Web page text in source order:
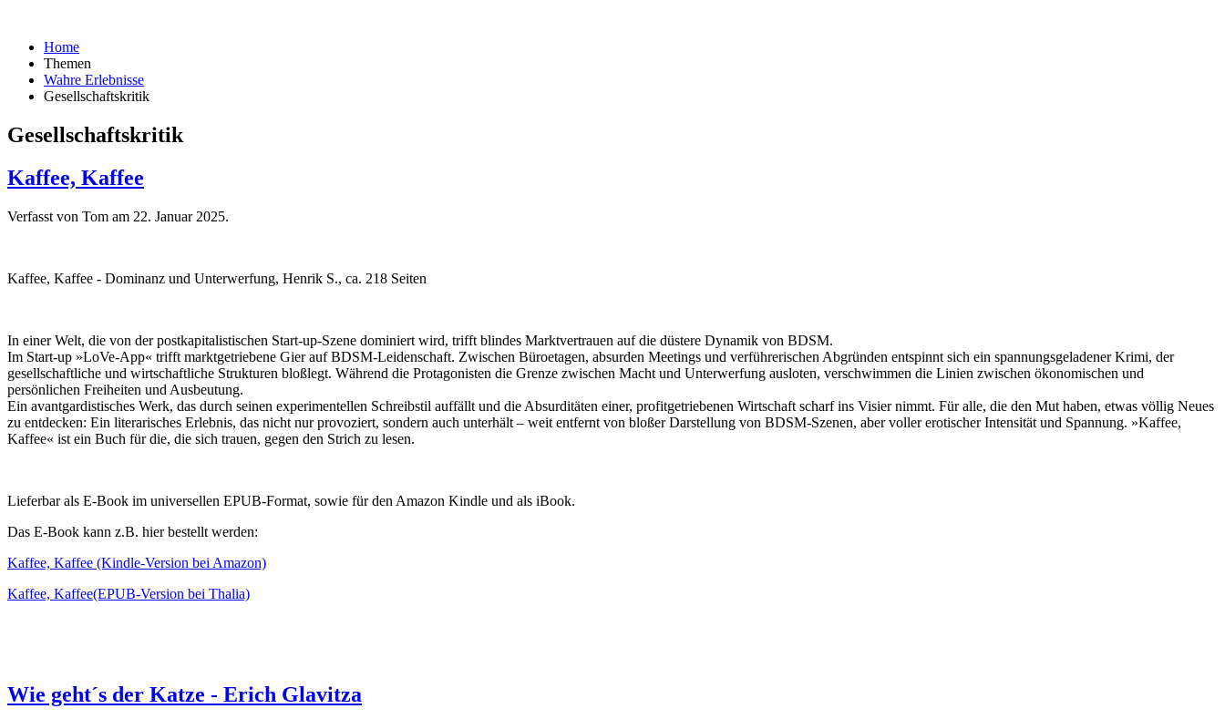
Home
Themen
Wahre Erlebnisse
Gesellschaftskritik
Gesellschaftskritik
Kaffee, Kaffee
Verfasst von Tom am 22. Januar 2025.
Kaffee, Kaffee - Dominanz und Unterwerfung, Henrik S., ca. 218 Seiten
In einer Welt, die von der postkapitalistischen Start-up-Szene dominiert wird, trifft blindes Marktvertrauen auf die düstere Dynamik von BDSM.
Im Start-up »LoVe-App« trifft marktgetriebene Gier auf BDSM-Leidenschaft. Zwischen Büroetagen, absurden Meetings und verführerischen Abgründen entspinnt sich ein spannungsgeladener Krimi, der
gesellschaftliche und wirtschaftliche Strukturen bloßlegt. Während die Protagonisten die Grenze zwischen Macht und Unterwerfung ausloten, verschwimmen die Linien zwischen ökonomischen und
persönlichen Freiheiten und Ausbeutung.
Ein avantgardistisches Werk, das durch seinen experimentellen Schreibstil auffällt und die Absurditäten einer, profitgetriebenen Wirtschaft scharf ins Visier nimmt. Für alle, die den Mut haben, etwas völlig Neues
zu entdecken: Ein literarisches Erlebnis, das nicht nur provoziert, sondern auch unterhält – weit entfernt von bloßer Darstellung von BDSM-Szenen, aber voller erotischer Intensität und Spannung. »Kaffee,
Kaffee« ist ein Buch für die, die sich trauen, gegen den Strich zu lesen.
Lieferbar als E-Book im universellen EPUB-Format, sowie für den Amazon Kindle und als iBook.
Das E-Book kann z.B. hier bestellt werden:
Kaffee, Kaffee (Kindle-Version bei Amazon)
Kaffee, Kaffee(EPUB-Version bei Thalia)
Wie geht´s der Katze - Erich Glavitza